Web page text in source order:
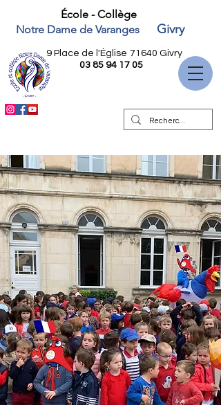
École - Collège
Notre Dame de Varanges
Givry
9 Place de l'Église 71640 Givry
03 85 94 17 05